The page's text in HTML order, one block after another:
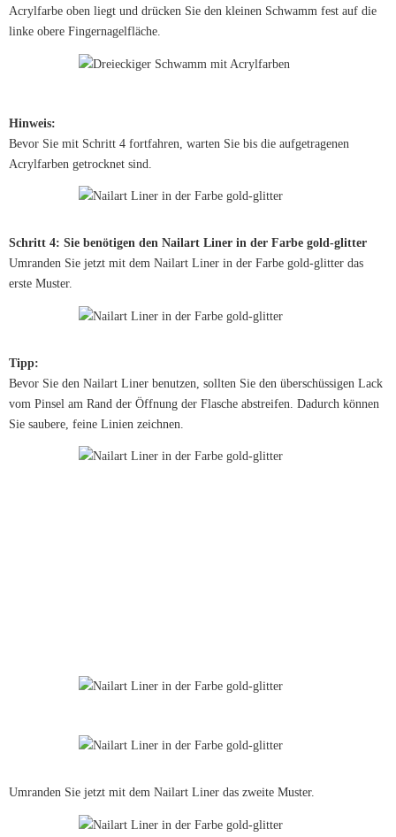
Acrylfarbe oben liegt und drücken Sie den kleinen Schwamm fest auf die
linke obere Fingernagelfläche.
Hinweis:
Bevor Sie mit Schritt 4 fortfahren, warten Sie bis die aufgetragenen
Acrylfarben getrocknet sind.
Schritt 4: Sie benötigen den Nailart Liner in der Farbe gold-glitter
Umranden Sie jetzt mit dem Nailart Liner in der Farbe gold-glitter das
erste Muster.
Tipp:
Bevor Sie den Nailart Liner benutzen, sollten Sie den überschüssigen Lack
vom Pinsel am Rand der Öffnung der Flasche abstreifen. Dadurch können
Sie saubere, feine Linien zeichnen.
Umranden Sie jetzt mit dem Nailart Liner das zweite Muster.